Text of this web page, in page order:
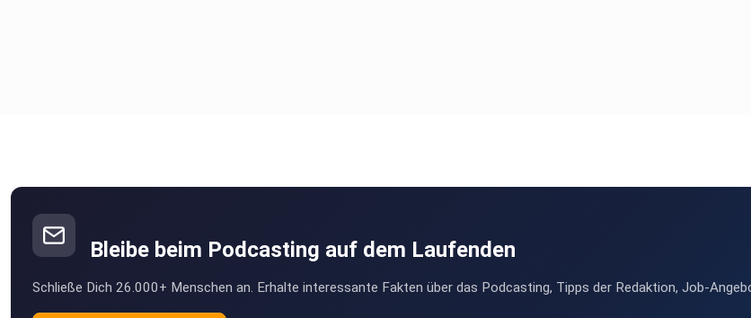
Bleibe beim Podcasting auf dem Laufenden
Schließe Dich 26.000+ Menschen an. Erhalte interessante Fakten über das Podcasting, Tipps der Redaktion, Job-